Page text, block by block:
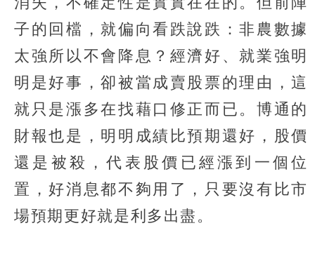
子的回檔，就偏向看跌說跌：非農數據
太強所以不會降息？經濟好、就業強明
明是好事，卻被當成賣股票的理由，這
就只是漲多在找藉口修正而已。博通的
財報也是，明明成績比預期還好，股價
還是被殺，代表股價已經漲到一個位
置，好消息都不夠用了，只要沒有比市
場預期更好就是利多出盡。